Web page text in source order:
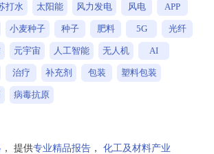
打水 太阳能 风力发电 风电 APP
小麦种子 种子 肥料 5G 光纤
元宇宙 人工智能 无人机 AI
治疗 补充剂 包装 塑料包装
病毒抗原
， 提供专业精品报告 ， 化工及材料产业